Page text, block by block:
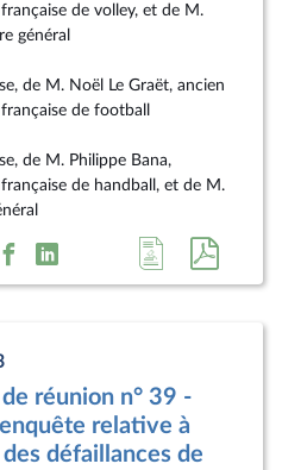
de volley, et de M.
général
de M. Noël Le Graët, ancien
de football
de M. Philippe Bana,
de handball, et de M.
Accéder
à
document
au
pdf
réunion n° 39 -
relative à
défaillances de